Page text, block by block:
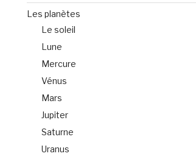
Les planètes
Le soleil
Lune
Mercure
Vénus
Mars
Jupiter
Saturne
Uranus